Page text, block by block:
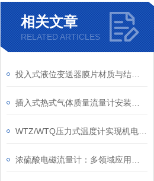
相关文章
RELATED ARTICLES